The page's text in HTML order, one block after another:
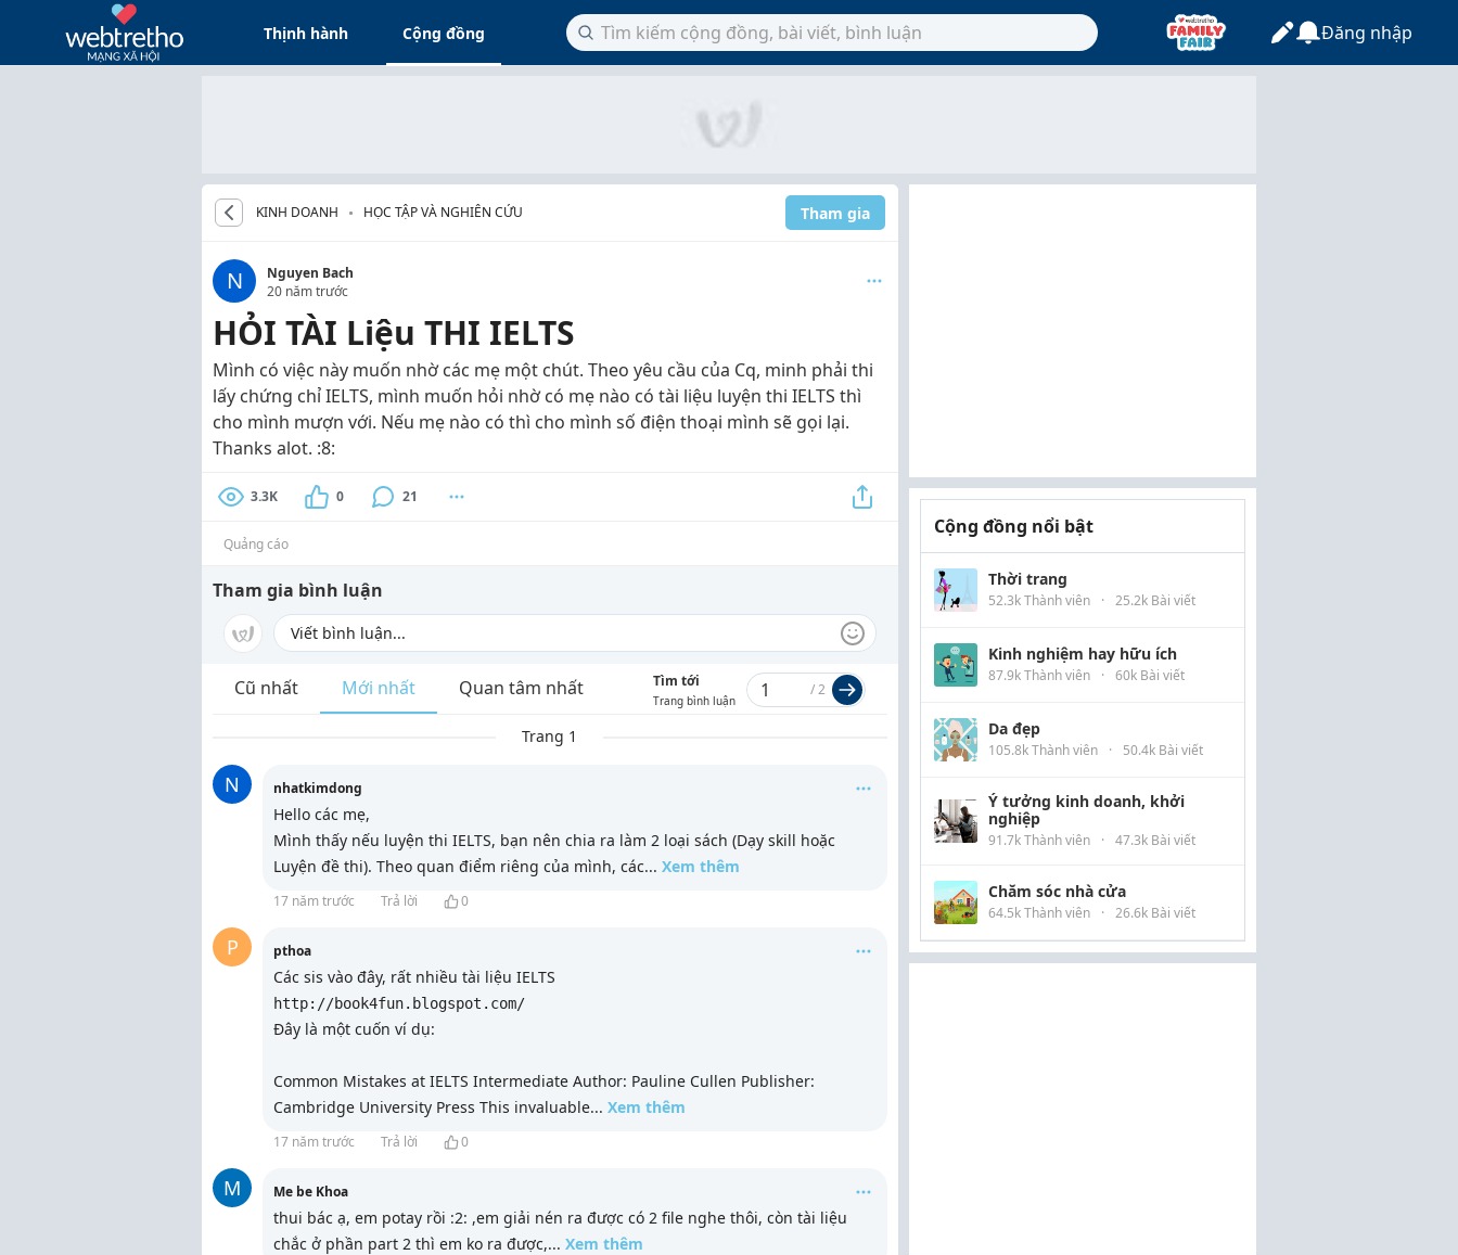
Thịnh hành Cộng đồng Đăng nhập
KINH DOANH HỌC TẬP VÀ NGHIÊN CỨU Tham gia
N
Nguyen Bach
20 năm trước
HỎI TÀI Liệu THI IELTS
Mình có việc này muốn nhờ các mẹ một chút. Theo yêu cầu của Cq, minh phải thi
lấy chứng chỉ IELTS, mình muốn hỏi nhờ có mẹ nào có tài liệu luyện thi IELTS thì
cho mình mượn với. Nếu mẹ nào có thì cho mình số điện thoại mình sẽ gọi lại.
Thanks alot. :8:
3.3K 0 21
Quảng cáo
Tham gia bình luận
Cũ nhất Mới nhất Quan tâm nhất Tìm tới
Trang bình luận
/2
Trang 1
N nhatkimdong
Hello các mẹ,
Mình thấy nếu luyện thi IELTS, bạn nên chia ra làm 2 loại sách (Dạy skill hoặc
Luyện đề thi). Theo quan điểm riêng của mình, các... Xem thêm
17 năm trước Trả lời 0
P pthoa
Các sis vào đây, rất nhiều tài liệu IELTS
http://book4fun.blogspot.com/
Đây là một cuốn ví dụ:
Common Mistakes at IELTS Intermediate Author: Pauline Cullen Publisher:
Cambridge University Press This invaluable... Xem thêm
17 năm trước Trả lời 0
M Me be Khoa
thui bác ạ, em potay rồi :2: ,em giải nén ra được có 2 file nghe thôi, còn tài liệu
chắc ở phần part 2 thì em ko ra được,... Xem thêm
Cộng đồng nổi bật
Thời trang
52.3k Thành viên · 25.2k Bài viết
Kinh nghiệm hay hữu ích
87.9k Thành viên · 60k Bài viết
Da đẹp
105.8k Thành viên · 50.4k Bài viết
Ý tưởng kinh doanh, khởi
nghiệp
91.7k Thành viên · 47.3k Bài viết
Chăm sóc nhà cửa
64.5k Thành viên · 26.6k Bài viết